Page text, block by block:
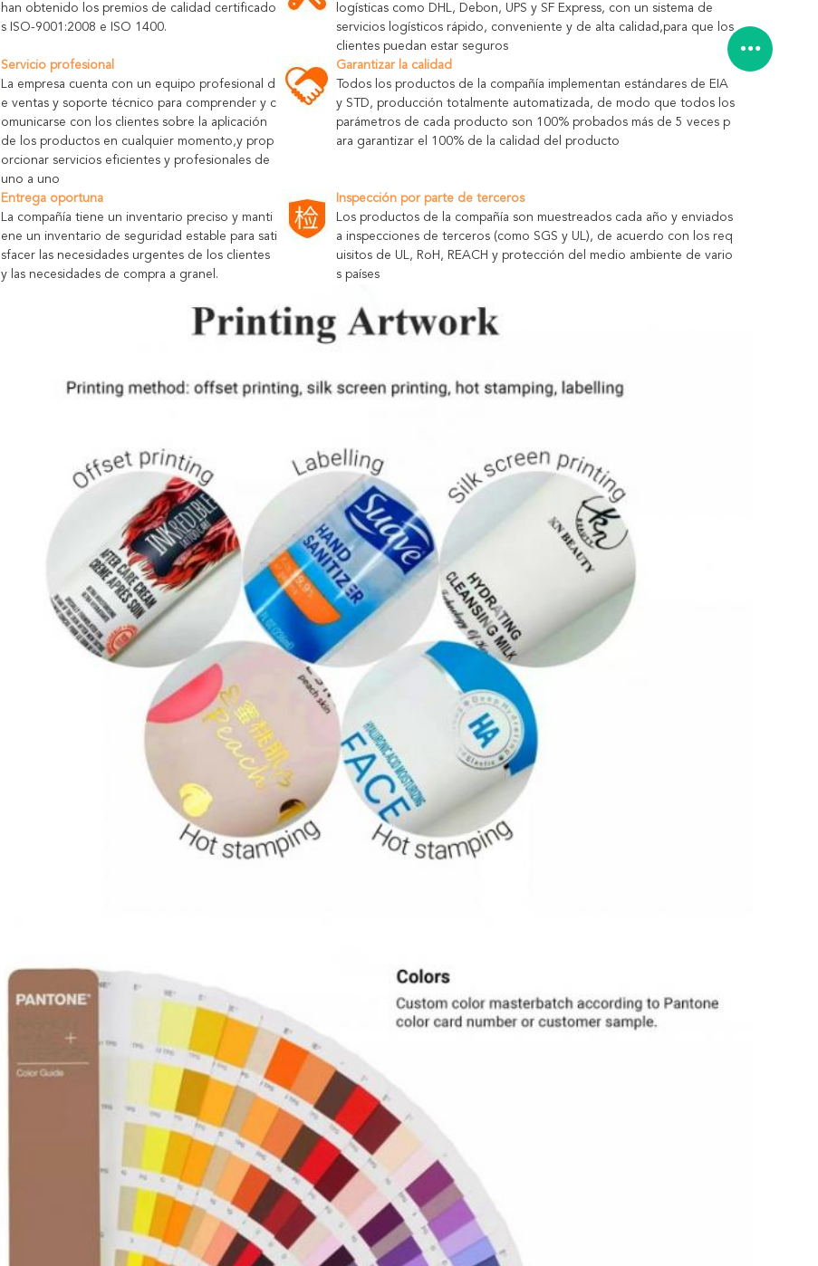
han obtenido los premios de calidad certificado
s ISO-9001:2008 e ISO 1400.
logísticas como DHL, Debon, UPS y SF Express, con un sistema de
servicios logísticos rápido, conveniente y de alta calidad,para que los
clientes puedan estar seguros
Servicio profesional
La empresa cuenta con un equipo profesional d
e ventas y soporte técnico para comprender y c
omunicarse con los clientes sobre la aplicación
de los productos en cualquier momento,y prop
orcionar servicios eficientes y profesionales de
uno a uno
Garantizar la calidad
Todos los productos de la compañía implementan estándares de EIA
y STD, producción totalmente automatizada, de modo que todos los
parámetros de cada producto son 100% probados más de 5 veces p
ara garantizar el 100% de la calidad del producto
Entrega oportuna
La compañía tiene un inventario preciso y manti
ene un inventario de seguridad estable para sati
sfacer las necesidades urgentes de los clientes
y las necesidades de compra a granel.
Inspección por parte de terceros
Los productos de la compañía son muestreados cada año y enviados
a inspecciones de terceros (como SGS y UL), de acuerdo con los req
uisitos de UL, RoH, REACH y protección del medio ambiente de vario
s países